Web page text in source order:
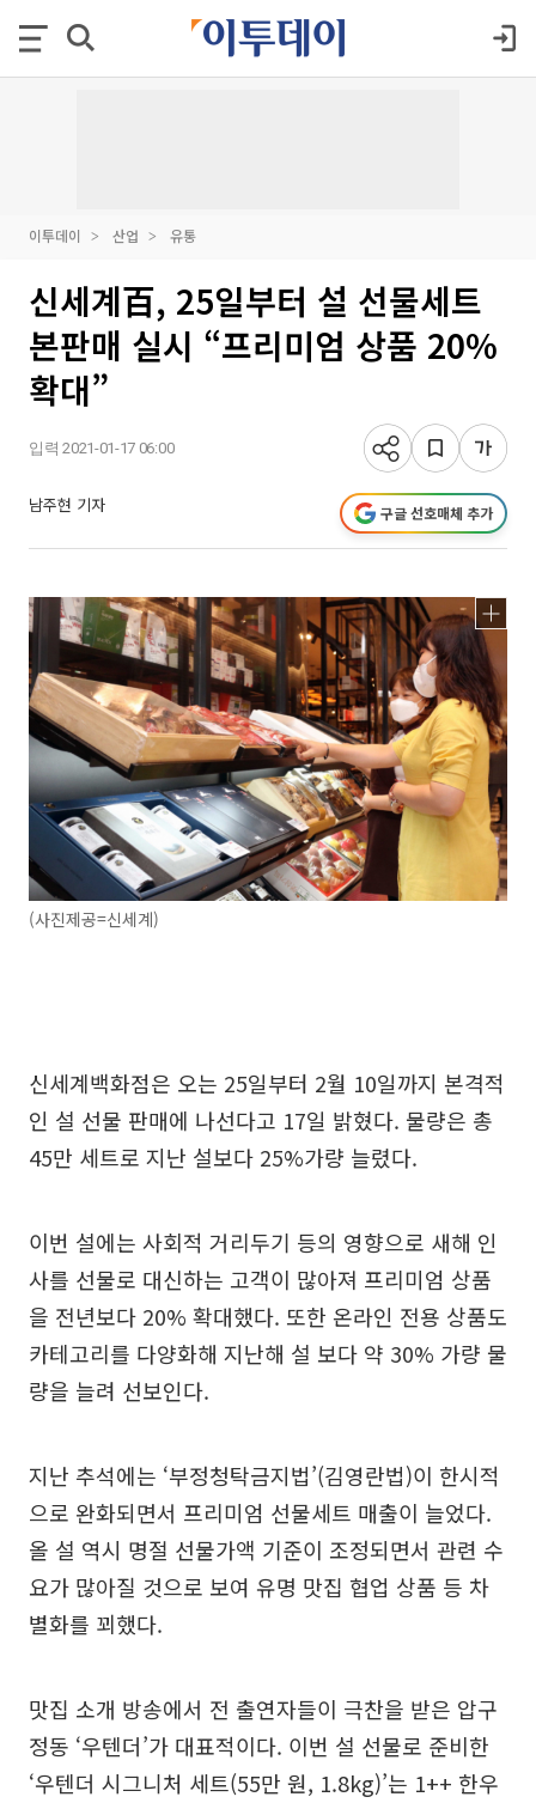
이투데이 산업 유통
신세계百, 25일부터 설 선물세트
본판매 실시 “프리미엄 상품 20%
확대”
입력 2021-01-17 06:00
남주현 기자 구글 선호매체 추가
(사진제공=신세계)
신세계백화점은 오는 25일부터 2월 10일까지 본격적
인 설 선물 판매에 나선다고 17일 밝혔다. 물량은 총
45만 세트로 지난 설보다 25%가량 늘렸다.
이번 설에는 사회적 거리두기 등의 영향으로 새해 인
사를 선물로 대신하는 고객이 많아져 프리미엄 상품
을 전년보다 20% 확대했다. 또한 온라인 전용 상품도
카테고리를 다양화해 지난해 설 보다 약 30% 가량 물
량을 늘려 선보인다.
지난 추석에는 ‘부정청탁금지법’(김영란법)이 한시적
으로 완화되면서 프리미엄 선물세트 매출이 늘었다.
올 설 역시 명절 선물가액 기준이 조정되면서 관련 수
요가 많아질 것으로 보여 유명 맛집 협업 상품 등 차
별화를 꾀했다.
맛집 소개 방송에서 전 출연자들이 극찬을 받은 압구
정동 ‘우텐더’가 대표적이다. 이번 설 선물로 준비한
‘우텐더 시그니처 세트(55만 원, 1.8kg)’는 1++ 한우